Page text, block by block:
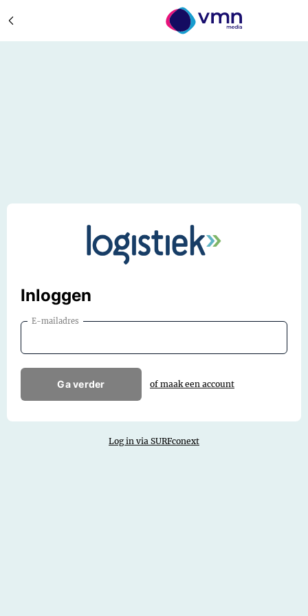
Inloggen
E-mailadres
Ga verder of maak een account
Log in via SURFconext